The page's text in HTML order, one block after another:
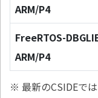
ARM/P4
FreeRTOS-
ARM/P4
※ 最新のCSIDEで